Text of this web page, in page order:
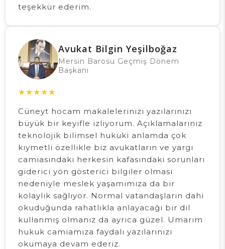
teşekkür ederim.
Avukat Bilgin Yeşilboğaz
Mersin Barosu Geçmiş Dönem
Başkanı
★★★★★
Cüneyt hocam makalelerinizi yazılarınızı
büyük bir keyifle izliyorum. Açıklamalarınız
teknolojik bilimsel hukuki anlamda çok
kıymetli özellikle biz avukatların ve yargı
camiasındaki herkesin kafasındaki sorunları
giderici yön gösterici bilgiler olması
nedeniyle meslek yaşamımıza da bir
kolaylık sağlıyor. Normal vatandaşların dahi
okuduğunda rahatlıkla anlayacağı bir dil
kullanmış olmanız da ayrıca güzel. Umarım
hukuk camiamıza faydalı yazılarınızı
okumaya devam ederiz.